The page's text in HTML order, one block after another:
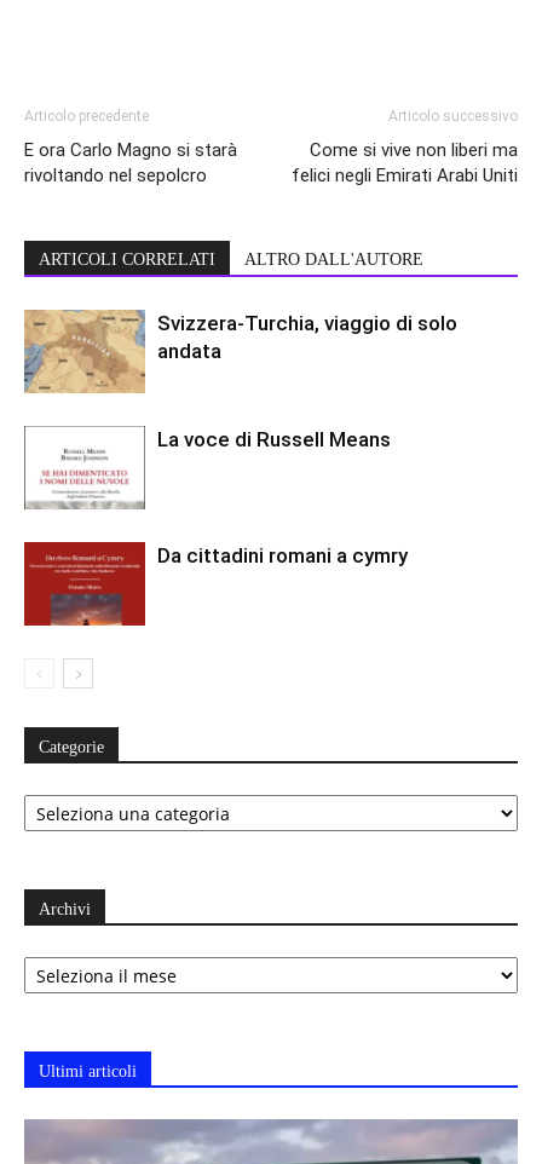
Articolo precedente
E ora Carlo Magno si starà
rivoltando nel sepolcro
Articolo successivo
Come si vive non liberi ma
felici negli Emirati Arabi Uniti
ARTICOLI CORRELATI ALTRO DALL'AUTORE
Svizzera-Turchia, viaggio di solo
andata
La voce di Russell Means
Da cittadini romani a cymry
Categorie
Categorie
Archivi
Archivi
Ultimi articoli